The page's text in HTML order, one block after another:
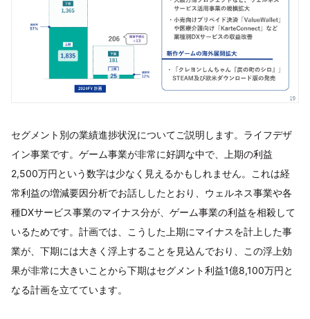
セグメント別の業績進捗状況についてご説明します。ライフデザ
イン事業です。ゲーム事業が非常に好調な中で、上期の利益
2,500万円という数字は少なく見えるかもしれません。これは経
常利益の増減要因分析でお話ししたとおり、ウェルネス事業や各
種DXサービス事業のマイナス分が、ゲーム事業の利益を相殺して
いるためです。計画では、こうした上期にマイナスを計上した事
業が、下期には大きく浮上することを見込んでおり、この浮上効
果が非常に大きいことから下期はセグメント利益1億8,100万円と
なる計画を立てています。